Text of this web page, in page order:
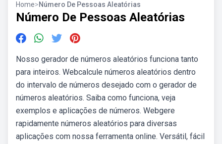
Home>Número De Pessoas Aleatórias
Número De Pessoas Aleatórias
Nosso gerador de números aleatórios funciona tanto
para inteiros. Webcalcule números aleatórios dentro
do intervalo de números desejado com o gerador de
números aleatórios. Saiba como funciona, veja
exemplos e aplicações de números. Webgere
rapidamente números aleatórios para diversas
aplicações com nossa ferramenta online. Versátil, fácil